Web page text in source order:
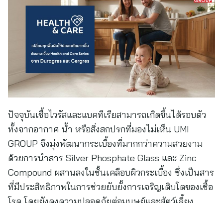
ปัจจุบันเชื้อไวรัสและแบคทีเรียสามารถเกิดขึ้นได้รอบตัว
ทั้งจากอากาศ น้ำ หรือสิ่งสกปรกที่มองไม่เห็น UMI
GROUP จึงมุ่งพัฒนากระเบื้องที่มากกว่าความสวยงาม
ด้วยการนำสาร Silver Phosphate Glass และ Zinc
Compound ผสานลงในชั้นเคลือบผิวกระเบื้อง ซึ่งเป็นสาร
ที่มีประสิทธิภาพในการช่วยยับยั้งการเจริญเติบโตของเชื้อ